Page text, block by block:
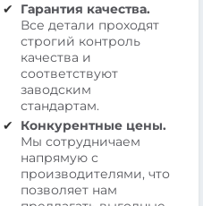
Гарантия качества.
Все детали проходят
строгий контроль
качества и
соответствуют
заводским
стандартам.
Конкурентные цены.
Мы сотрудничаем
напрямую с
производителями, что
позволяет нам